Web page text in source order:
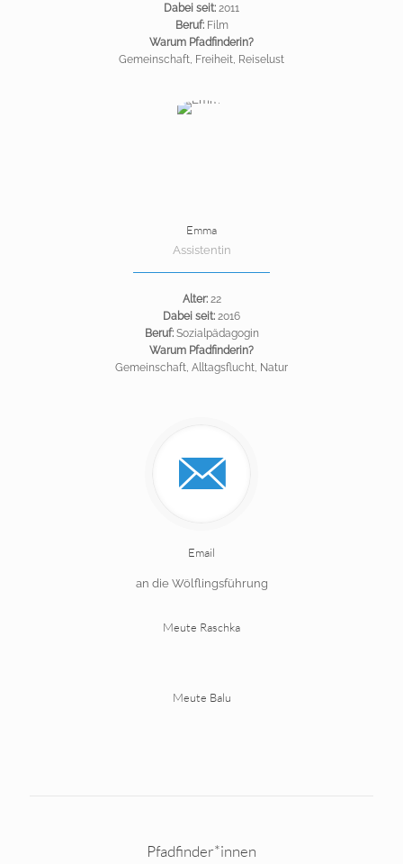
Dabei seit: 2011
Beruf:Film
Warum Pfadfinderin?
Gemeinschaft, Freiheit, Reiselust
Emma
Assistentin
Alter:22
Dabei seit: 2016
Beruf:Sozialpädagogin
Warum Pfadfinderin?
Gemeinschaft, Alltagsflucht, Natur
Email
an die Wölflingsführung
Meute Raschka
Meute Balu
Pfadfinder*innen